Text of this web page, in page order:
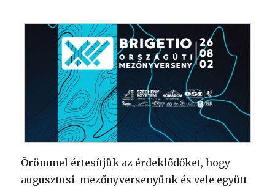
Örömmel értesítjük az érdeklődőket, hogy
augusztusi mezőnyversenyünk és vele együtt